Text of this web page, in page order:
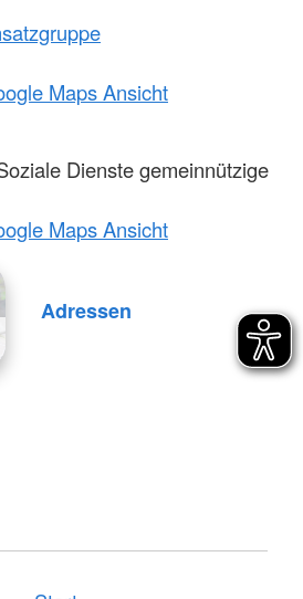
Maps Ansicht
Dienste gemeinnützige
Maps Ansicht
Adressen